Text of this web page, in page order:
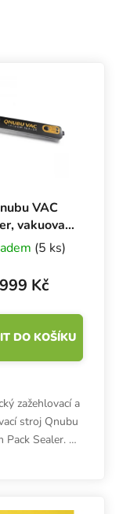
VAC
vakuovací
stroj
(5 ks)
999 Kč
DO KOŠÍKU
zažehlovací a
stroj Qnubu
Pack Sealer. Na